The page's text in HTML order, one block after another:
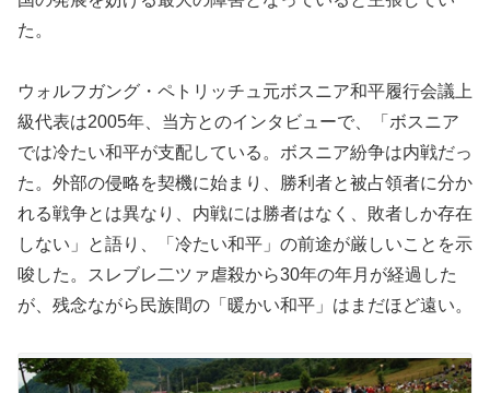
た。
ウォルフガング・ペトリッチュ元ボスニア和平履行会議上
級代表は2005年、当方とのインタビューで、「ボスニア
では冷たい和平が支配している。ボスニア紛争は内戦だっ
た。外部の侵略を契機に始まり、勝利者と被占領者に分か
れる戦争とは異なり、内戦には勝者はなく、敗者しか存在
しない」と語り、「冷たい和平」の前途が厳しいことを示
唆した。スレブレ二ツァ虐殺から30年の年月が経過した
が、残念ながら民族間の「暖かい和平」はまだほど遠い。